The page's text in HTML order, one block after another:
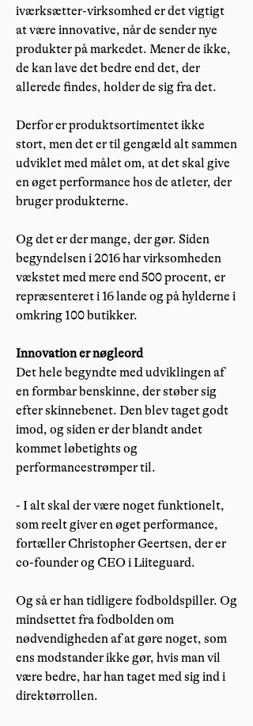
iværksætter-virksomhed er det vigtigt
at være innovative, når de sender nye
produkter på markedet. Mener de ikke,
de kan lave det bedre end det, der
allerede findes, holder de sig fra det.
Derfor er produktsortimentet ikke
stort, men det er til gengæld alt sammen
udviklet med målet om, at det skal give
en øget performance hos de atleter, der
bruger produkterne.
Og det er der mange, der gør. Siden
begyndelsen i 2016 har virksomheden
vækstet med mere end 500 procent, er
repræsenteret i 16 lande og på hylderne i
omkring 100 butikker.
Innovation er nøgleord
Det hele begyndte med udviklingen af
en formbar benskinne, der støber sig
efter skinnebenet. Den blev taget godt
imod, og siden er der blandt andet
kommet løbetights og
performancestrømper til.
- I alt skal der være noget funktionelt,
som reelt giver en øget performance,
fortæller Christopher Geertsen, der er
co-founder og CEO i Liiteguard.
Og så er han tidligere fodboldspiller. Og
mindsettet fra fodbolden om
nødvendigheden af at gøre noget, som
ens modstander ikke gør, hvis man vil
være bedre, har han taget med sig ind i
direktørrollen.